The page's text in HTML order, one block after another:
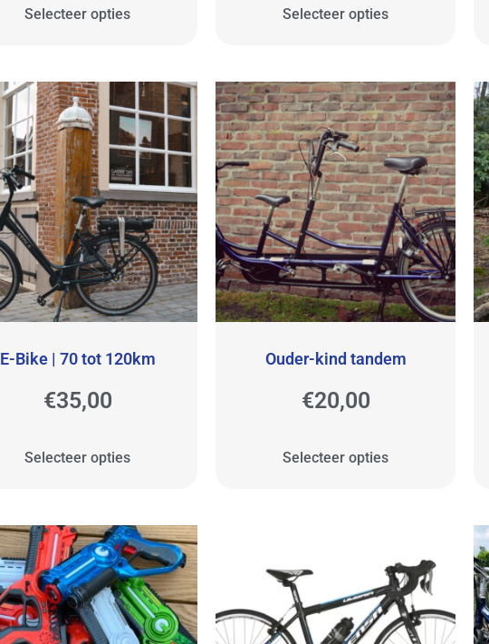
Selecteer opties Selecteer opties
E-Bike | 70 tot 120km
€35,00
Selecteer opties
Ouder-kind tandem
€20,00
Selecteer opties